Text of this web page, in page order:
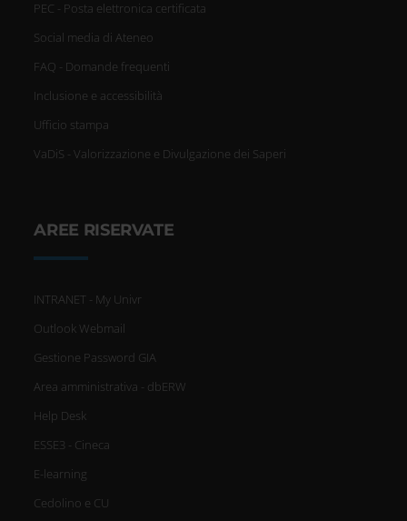
PEC - Posta elettronica certificata
Social media di Ateneo
FAQ - Domande frequenti
Inclusione e accessibilità
Ufficio stampa
VaDiS - Valorizzazione e Divulgazione dei Saperi
AREE RISERVATE
INTRANET - My Univr
Outlook Webmail
Gestione Password GIA
Area amministrativa - dbERW
Help Desk
ESSE3 - Cineca
E-learning
Cedolino e CU